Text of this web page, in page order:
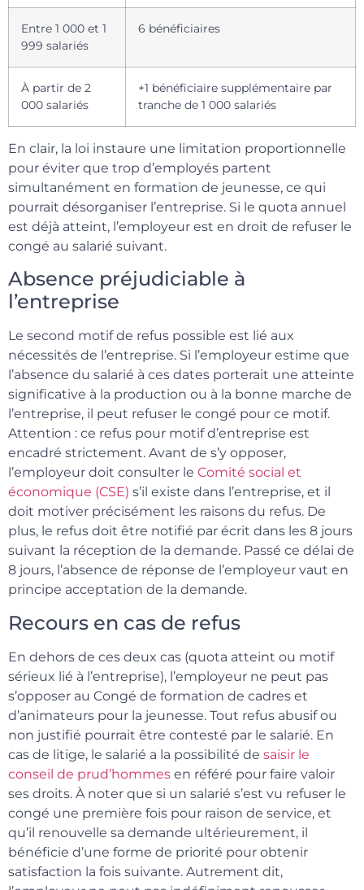
Entre 1 000 et 1
999 salariés
6 bénéficiaires
À partir de 2
000 salariés
+1 bénéficiaire supplémentaire par
tranche de 1 000 salariés
En clair, la loi instaure une limitation proportionnelle
pour éviter que trop d’employés partent
simultanément en formation de jeunesse, ce qui
pourrait désorganiser l’entreprise. Si le quota annuel
est déjà atteint, l’employeur est en droit de refuser le
congé au salarié suivant.
Absence préjudiciable à
l’entreprise
Le second motif de refus possible est lié aux
nécessités de l’entreprise. Si l’employeur estime que
l’absence du salarié à ces dates porterait une atteinte
significative à la production ou à la bonne marche de
l’entreprise, il peut refuser le congé pour ce motif.
Attention : ce refus pour motif d’entreprise est
encadré strictement. Avant de s’y opposer,
l’employeur doit consulter le Comité social et
économique (CSE) s’il existe dans l’entreprise, et il
doit motiver précisément les raisons du refus. De
plus, le refus doit être notifié par écrit dans les 8 jours
suivant la réception de la demande. Passé ce délai de
8 jours, l’absence de réponse de l’employeur vaut en
principe acceptation de la demande.
Recours en cas de refus
En dehors de ces deux cas (quota atteint ou motif
sérieux lié à l’entreprise), l’employeur ne peut pas
s’opposer au Congé de formation de cadres et
d’animateurs pour la jeunesse. Tout refus abusif ou
non justifié pourrait être contesté par le salarié. En
cas de litige, le salarié a la possibilité de saisir le
conseil de prud’hommes en référé pour faire valoir
ses droits. À noter que si un salarié s’est vu refuser le
congé une première fois pour raison de service, et
qu’il renouvelle sa demande ultérieurement, il
bénéficie d’une forme de priorité pour obtenir
satisfaction la fois suivante. Autrement dit,